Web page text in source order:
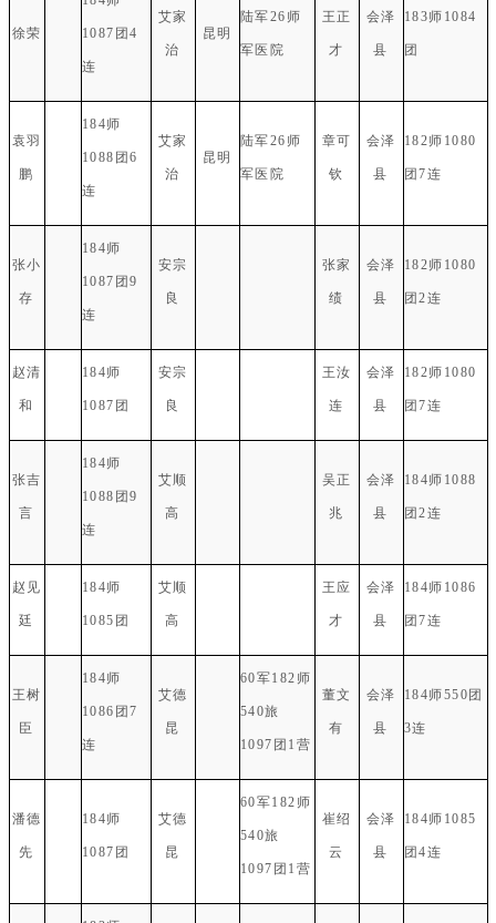
徐荣 1087团4
连
艾家
治
昆明
陆军26师
军医院
王正
才
会泽
县
183师1084
团
袁羽
鹏
184师
1088团6
连
艾家
治
昆明
陆军26师
军医院
章可
钦
会泽
县
182师1080
团7连
张小
存
184师
1087团9
连
安宗
良
张家
绩
会泽
县
182师1080
团2连
赵清
和
184师
1087团
安宗
良
王汝
连
会泽
县
182师1080
团7连
张吉
言
184师
1088团9
连
艾顺
高
吴正
兆
会泽
县
184师1088
团2连
赵见
廷
184师
1085团
艾顺
高
王应
才
会泽
县
184师1086
团7连
王树
臣
184师
1086团7
连
艾德
昆
60军182师
540旅
1097团1营
董文
有
会泽
县
184师550团
3连
潘德
先
184师
1087团
艾德
昆
60军182师
540旅
1097团1营
崔绍
云
会泽
县
184师1085
团4连